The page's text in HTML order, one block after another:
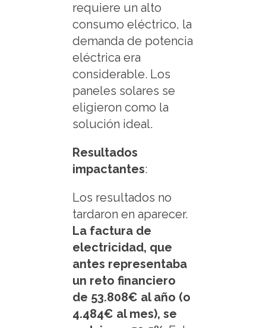
requiere un alto
consumo eléctrico, la
demanda de potencia
eléctrica era
considerable. Los
paneles solares se
eligieron como la
solución ideal.
Resultados
impactantes:
Los resultados no
tardaron en aparecer.
La factura de
electricidad, que
antes representaba
un reto financiero
de 53.808€ al año (o
4.484€ al mes), se